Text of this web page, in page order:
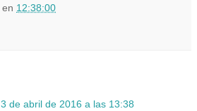
en 12:38:00
3 de abril de 2016 a las 13:38